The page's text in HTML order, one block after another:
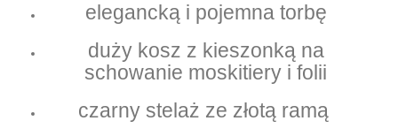
elegancką i pojemna torbę
duży kosz z kieszonką na
schowanie moskitiery i folii
czarny stelaż ze złotą ramą